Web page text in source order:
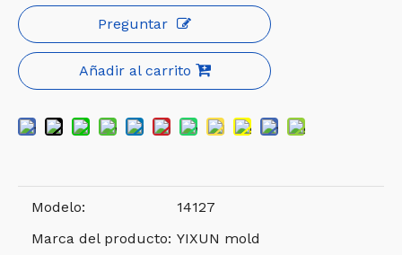
Preguntar
Añadir al carrito
Modelo:
14127
Marca del producto: YIXUN mold